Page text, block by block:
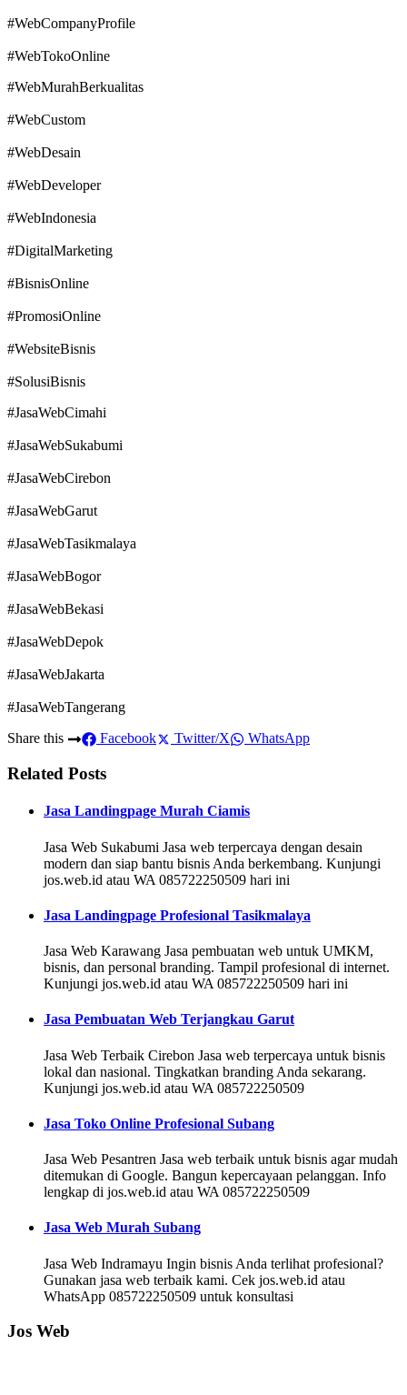
#WebCompanyProfile
#WebTokoOnline
#WebMurahBerkualitas
#WebCustom
#WebDesain
#WebDeveloper
#WebIndonesia
#DigitalMarketing
#BisnisOnline
#PromosiOnline
#WebsiteBisnis
#SolusiBisnis
#JasaWebCimahi
#JasaWebSukabumi
#JasaWebCirebon
#JasaWebGarut
#JasaWebTasikmalaya
#JasaWebBogor
#JasaWebBekasi
#JasaWebDepok
#JasaWebJakarta
#JasaWebTangerang
Share this
Facebook Twitter/X WhatsApp
Related Posts
Jasa Landingpage Murah Ciamis
Jasa Web Sukabumi Jasa web terpercaya dengan desain
modern dan siap bantu bisnis Anda berkembang. Kunjungi
jos.web.id atau WA 085722250509 hari ini
Jasa Landingpage Profesional Tasikmalaya
Jasa Web Karawang Jasa pembuatan web untuk UMKM,
bisnis, dan personal branding. Tampil profesional di internet.
Kunjungi jos.web.id atau WA 085722250509 hari ini
Jasa Pembuatan Web Terjangkau Garut
Jasa Web Terbaik Cirebon Jasa web terpercaya untuk bisnis
lokal dan nasional. Tingkatkan branding Anda sekarang.
Kunjungi jos.web.id atau WA 085722250509
Jasa Toko Online Profesional Subang
Jasa Web Pesantren Jasa web terbaik untuk bisnis agar mudah
ditemukan di Google. Bangun kepercayaan pelanggan. Info
lengkap di jos.web.id atau WA 085722250509
Jasa Web Murah Subang
Jasa Web Indramayu Ingin bisnis Anda terlihat profesional?
Gunakan jasa web terbaik kami. Cek jos.web.id atau
WhatsApp 085722250509 untuk konsultasi
Jos Web